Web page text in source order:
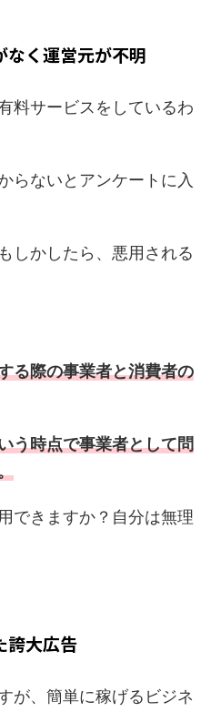
なく運営元が不明
料サービスをしているわ
らないとアンケートに入
しかしたら、悪用される
る際の事業者と消費者の
う時点で事業者として問
できますか？自分は無理
誇大広告
が、簡単に稼げるビジネ